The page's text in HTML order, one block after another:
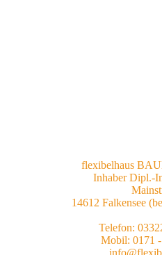
flexibelhaus
Inhaber Dipl.-
14612 Falkensee
Telefon:
Mobil: 0171